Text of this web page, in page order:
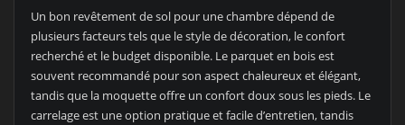
Un bon revêtement de sol pour une chambre dépend de
plusieurs facteurs tels que le style de décoration, le confort
recherché et le budget disponible. Le parquet en bois est
souvent recommandé pour son aspect chaleureux et élégant,
tandis que la moquette offre un confort doux sous les pieds. Le
carrelage est une option pratique et facile d’entretien, tandis